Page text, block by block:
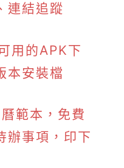
連結追蹤
用的APK下
本安裝檔
範本，免費
辦事項，印下